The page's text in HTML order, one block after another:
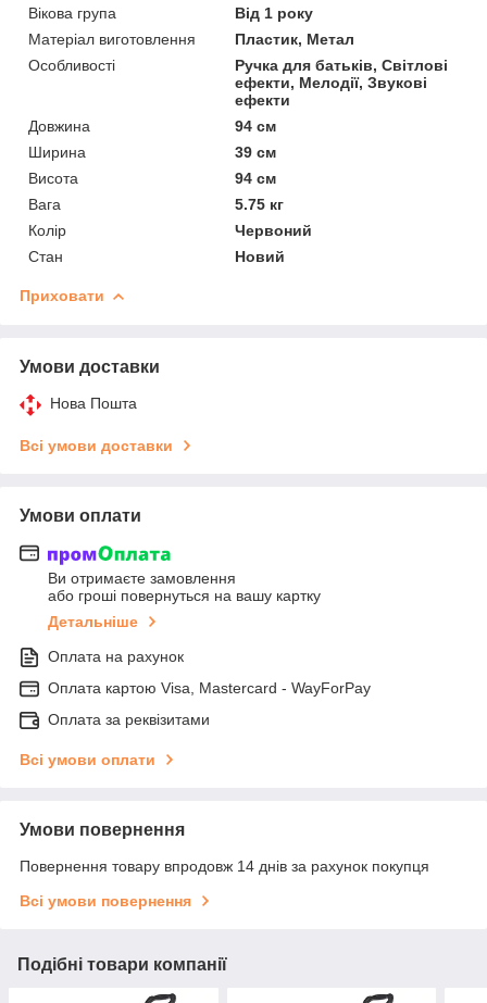
Вікова група
Від 1 року
Матеріал виготовлення
Пластик, Метал
Особливості
Ручка для батьків, Світлові
ефекти, Мелодії, Звукові
ефекти
Довжина
94 см
Ширина
39 см
Висота
94 см
Вага
5.75 кг
Колір
Червоний
Стан
Новий
Приховати
Умови доставки
Нова Пошта
Всі умови доставки
Умови оплати
Ви отримаєте замовлення
або гроші повернуться на вашу картку
Детальніше
Оплата на рахунок
Оплата картою Visa, Mastercard - WayForPay
Оплата за реквізитами
Всі умови оплати
Умови повернення
Повернення товару впродовж 14 днів за рахунок покупця
Всі умови повернення
Подібні товари компанії